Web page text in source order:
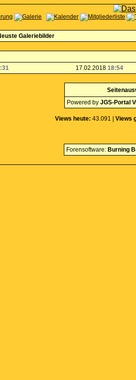
Galeriebilder
17.02.2018 18:54
Powered by JGS-Portal
Views heute: 43.091 | Views
Forensoftware: Burning